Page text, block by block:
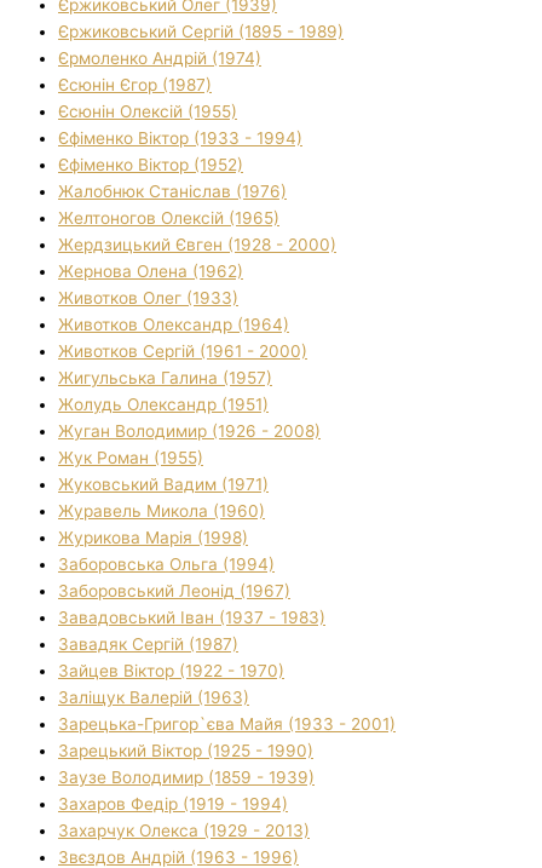
Єржиковський Олег (1939)
Єржиковський Сергій (1895 - 1989)
Єрмоленко Андрій (1974)
Єсюнін Єгор (1987)
Єсюнін Олексій (1955)
Єфіменко Віктор (1933 - 1994)
Єфіменко Віктор (1952)
Жалобнюк Станіслав (1976)
Желтоногов Олексій (1965)
Жердзицький Євген (1928 - 2000)
Жернова Олена (1962)
Животков Олег (1933)
Животков Олександр (1964)
Животков Сергій (1961 - 2000)
Жигульська Галина (1957)
Жолудь Олександр (1951)
Жуган Володимир (1926 - 2008)
Жук Роман (1955)
Жуковський Вадим (1971)
Журавель Микола (1960)
Журикова Марія (1998)
Заборовська Ольга (1994)
Заборовський Леонід (1967)
Завадовський Іван (1937 - 1983)
Завадяк Сергій (1987)
Зайцев Віктор (1922 - 1970)
Заліщук Валерій (1963)
Зарецька-Григор`єва Майя (1933 - 2001)
Зарецький Віктор (1925 - 1990)
Заузе Володимир (1859 - 1939)
Захаров Федір (1919 - 1994)
Захарчук Олекса (1929 - 2013)
Звєздов Андрій (1963 - 1996)